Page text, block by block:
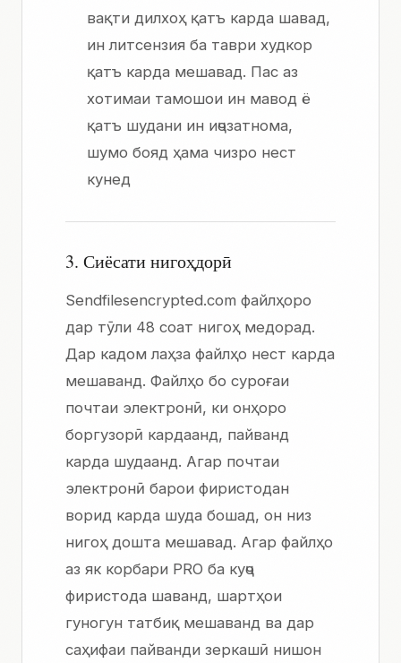
вақти дилхоҳ қатъ карда шавад,
ин литсензия ба таври худкор
қатъ карда мешавад. Пас аз
хотимаи тамошои ин мавод ё
қатъ шудани ин иҷозатнома,
шумо бояд ҳама чизро нест
кунед
3. Сиёсати нигоҳдорӣ
Sendfilesencrypted.com файлҳоро
дар тӯли 48 соат нигоҳ медорад.
Дар кадом лаҳза файлҳо нест карда
мешаванд. Файлҳо бо суроғаи
почтаи электронӣ, ки онҳоро
боргузорӣ кардаанд, пайванд
карда шудаанд. Агар почтаи
электронӣ барои фиристодан
ворид карда шуда бошад, он низ
нигоҳ дошта мешавад. Агар файлҳо
аз як корбари PRO ба куҷо
фиристода шаванд, шартҳои
гуногун татбиқ мешаванд ва дар
саҳифаи пайванди зеркашӣ нишон